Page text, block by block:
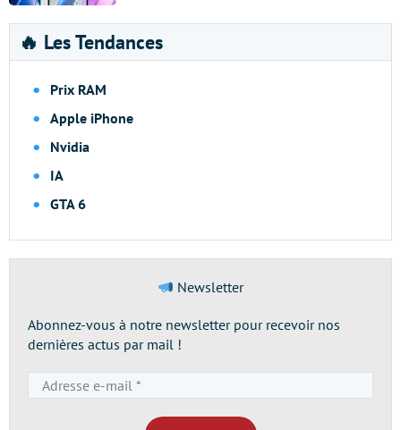
🔥 Les Tendances
Prix RAM
Apple iPhone
Nvidia
IA
GTA 6
Newsletter
Abonnez-vous à notre newsletter pour recevoir nos
dernières actus par mail !
e-
mail